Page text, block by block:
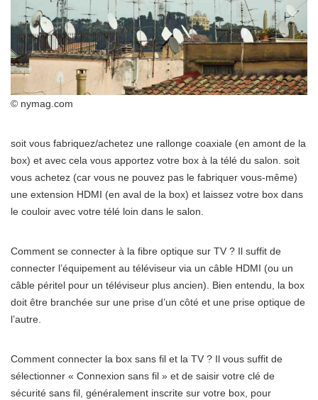
© nymag.com
soit vous fabriquez/achetez une rallonge coaxiale (en amont de la
box) et avec cela vous apportez votre box à la télé du salon. soit
vous achetez (car vous ne pouvez pas le fabriquer vous-même)
une extension HDMI (en aval de la box) et laissez votre box dans
le couloir avec votre télé loin dans le salon.
Comment se connecter à la fibre optique sur TV ? Il suffit de
connecter l’équipement au téléviseur via un câble HDMI (ou un
câble péritel pour un téléviseur plus ancien). Bien entendu, la box
doit être branchée sur une prise d’un côté et une prise optique de
l’autre.
Comment connecter la box sans fil et la TV ? Il vous suffit de
sélectionner « Connexion sans fil » et de saisir votre clé de
sécurité sans fil, généralement inscrite sur votre box, pour